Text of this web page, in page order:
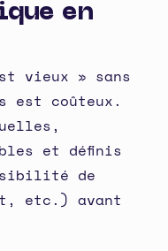
en
vieux » sans
coûteux.
et définis
de
etc.) avant